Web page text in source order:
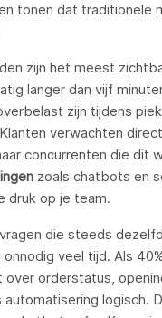
tonen dat traditionele
zijn het meest
langer dan vijf
zijn tijdens
verwachten
concurrenten die dit
zoals chatbots en
druk op je team.
die steeds
veel tijd. Als
over orderstatus,
logisch.